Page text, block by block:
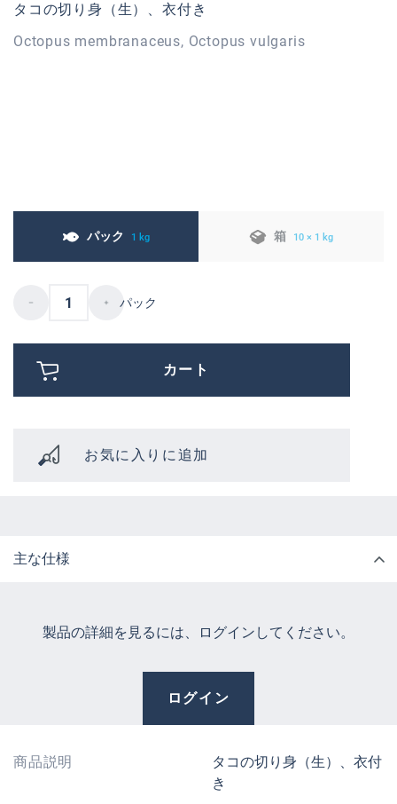
タコの切り身（生）、衣付き
Octopus membranaceus, Octopus vulgaris
パック 1 kg 箱 10 × 1 kg
パック
カート
お気に入りに追加
主な仕様
製品の詳細を見るには、ログインしてください。
ログイン
商品説明
タコの切り身（生）、衣付
き